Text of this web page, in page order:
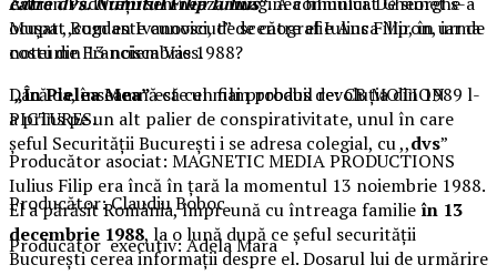
Mușat ,,cum este cunoscut” de către el Iulius Filip, în urma
notei din 13 noiembrie 1988?
Dacă da, înseamnă că cel mai probabil revoluția din 1989 l-
a prins pe un alt palier de conspirativitate, unul în care
șeful Securității București i se adresa colegial, cu ,,dvs”
Iulius Filip era încă în țară la momentul 13 noiembrie 1988.
El a părăsit România, împreună cu întreaga familie în 13
decembrie 1988, la o lună după ce șeful securității
București cerea informații despre el. Dosarul lui de urmărire
ocupat Bogdan Ivanovici, de scenografie Anca Miron, iar de
costume Francisca Vass.
„În Pielea Mea”este un film produs de: CB MOTION
PICTURES.
Producător asociat: MAGNETIC MEDIA PRODUCTIONS
Producător: Claudiu Boboc
Producător executiv: Adela Mara